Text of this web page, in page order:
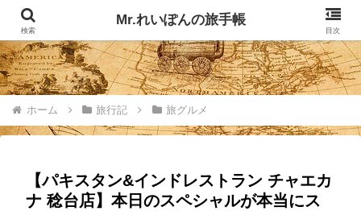
記事掲載マップ お問い合わせ
ホーム 旅行記 旅グルメ
【パキスタン&インドレストラン チャエカ
ナ 稔台店】本日のスペシャルが本当にス
検索
Mr.れいぽんの旅手帳
目次